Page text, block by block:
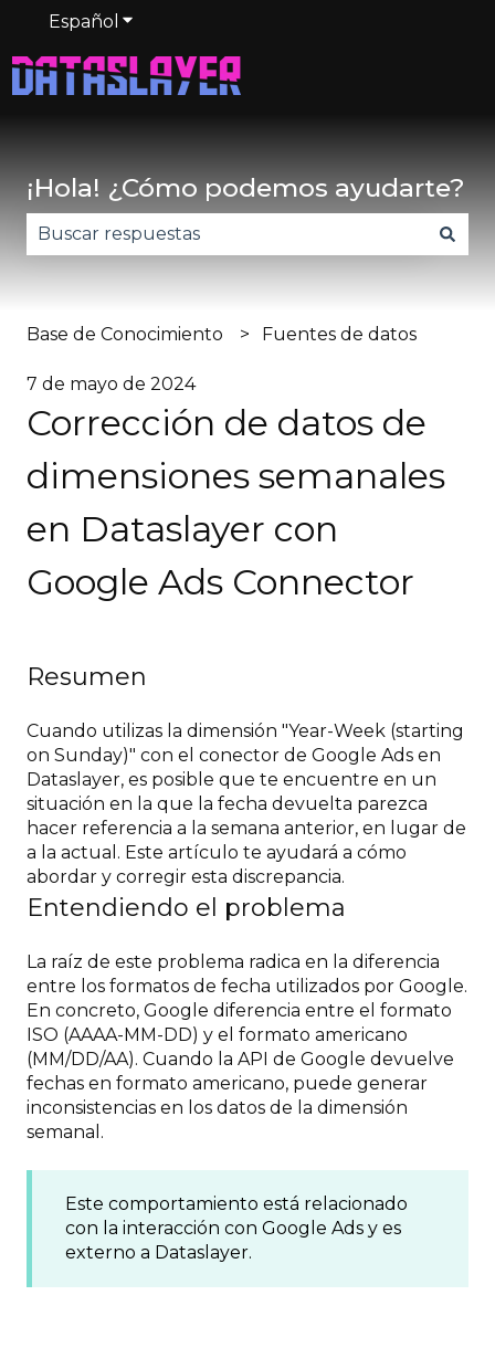
Español Traducciones de Mostrar submenú de
¡Hola! ¿Cómo podemos ayudarte?
Base de Conocimiento Fuentes de datos
7 de mayo de 2024
Corrección de datos de
dimensiones semanales
en Dataslayer con
Google Ads Connector
Resumen
Cuando utilizas la dimensión "Year-Week (starting
on Sunday)" con el conector de Google Ads en
Dataslayer, es posible que te encuentre en un
situación en la que la fecha devuelta parezca
hacer referencia a la semana anterior, en lugar de
a la actual. Este artículo te ayudará a cómo
abordar y corregir esta discrepancia.
Entendiendo el problema
La raíz de este problema radica en la diferencia
entre los formatos de fecha utilizados por Google.
En concreto, Google diferencia entre el formato
ISO (AAAA-MM-DD) y el formato americano
(MM/DD/AA). Cuando la API de Google devuelve
fechas en formato americano, puede generar
inconsistencias en los datos de la dimensión
semanal.
Este comportamiento está relacionado
con la interacción con Google Ads y es
externo a Dataslayer.